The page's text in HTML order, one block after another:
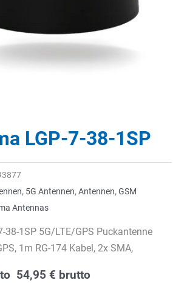
LGP-7-38-1SP
, 5G Antennen,Antennen,GSM
Antennas
38-1SP 5G/LTE/GPS Puckantenne
1m RG-174 Kabel, 2x SMA,
54,95 € brutto